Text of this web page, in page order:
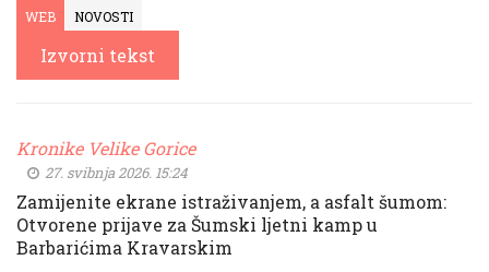
WEB NOVOSTI
Izvorni tekst
Kronike Velike Gorice
27. svibnja 2026. 15:24
Zamijenite ekrane istraživanjem, a asfalt šumom:
Otvorene prijave za Šumski ljetni kamp u
Barbarićima Kravarskim